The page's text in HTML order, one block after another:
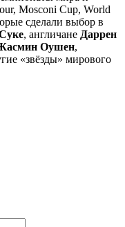
Mosconi Cup, World
сделали выбор в
, англичане Даррен
Оушен,
«звёзды» мирового